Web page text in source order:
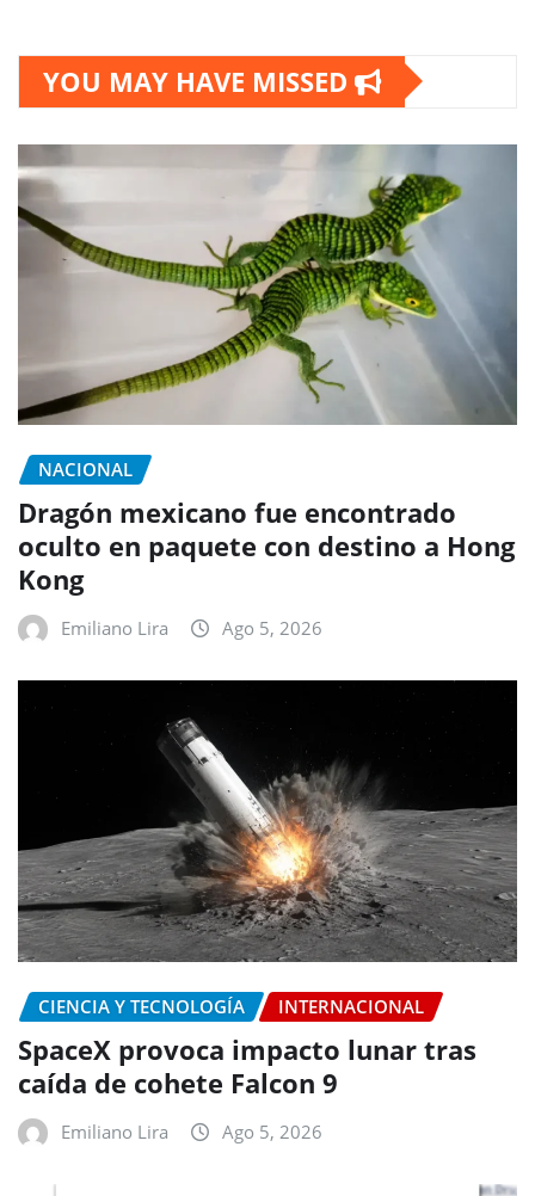
YOU MAY HAVE MISSED
NACIONAL
Dragón mexicano fue encontrado
oculto en paquete con destino a Hong
Kong
Emiliano Lira Ago 5, 2026
CIENCIA Y TECNOLOGÍA INTERNACIONAL
SpaceX provoca impacto lunar tras
caída de cohete Falcon 9
Emiliano Lira Ago 5, 2026